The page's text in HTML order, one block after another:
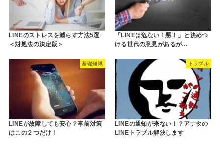
LINEのストレスを減らす方法5選
＜対処法の決定版＞
「LINEは危ない！悪！」と決めつ
ける世代の意見があるが…
基礎知識
LINEが故障しても安心？事前対策
はこの２つだけ！
トラブル
LINEの通知が来ない！？アナタの
LINEトラブル解決します